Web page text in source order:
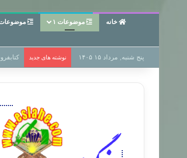
خانه موضوعات ۱ موضوعات
پنج شنبه, مرداد ۱۵ ۱۴۰۵ نوشته های جدید سر